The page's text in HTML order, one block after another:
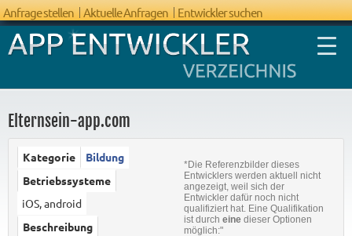
Anfrage stellen Aktuelle Anfragen Entwickler suchen
Elternsein-app.com
Kategorie
Bildung
Betriebssysteme
iOS, android
Beschreibung
*Die Referenzbilder dieses
Entwicklers werden aktuell nicht
angezeigt, weil sich der
Entwickler dafür noch nicht
qualifiziert hat. Eine Qualifikation
ist durch eine dieser Optionen
möglich:"